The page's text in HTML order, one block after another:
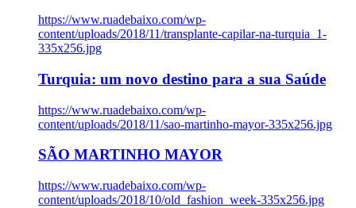
https://www.ruadebaixo.com/wp-
content/uploads/2018/11/transplante-capilar-na-turquia_1-
335x256.jpg
Turquia: um novo destino para a sua Saúde
https://www.ruadebaixo.com/wp-
content/uploads/2018/11/sao-martinho-mayor-335x256.jpg
SÃO MARTINHO MAYOR
https://www.ruadebaixo.com/wp-
content/uploads/2018/10/old_fashion_week-335x256.jpg